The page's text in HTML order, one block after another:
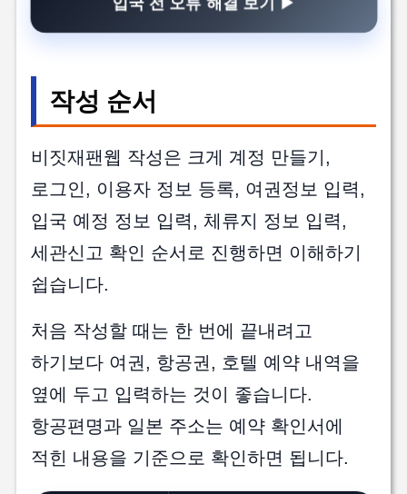
작성 순서
비짓재팬웹 작성은 크게 계정 만들기,
로그인, 이용자 정보 등록, 여권정보 입력,
입국 예정 정보 입력, 체류지 정보 입력,
세관신고 확인 순서로 진행하면 이해하기
쉽습니다.
처음 작성할 때는 한 번에 끝내려고
하기보다 여권, 항공권, 호텔 예약 내역을
옆에 두고 입력하는 것이 좋습니다.
항공편명과 일본 주소는 예약 확인서에
적힌 내용을 기준으로 확인하면 됩니다.